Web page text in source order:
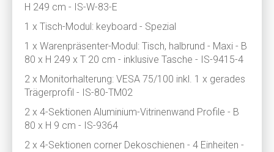
H 249 cm - IS-W-83-E
1 x Tisch-Modul: keyboard - Spezial
1 x Warenpräsenter-Modul: Tisch, halbrund - Maxi - B
80 x H 249 x T 20 cm - inklusive Tasche - IS-9415-4
2 x Monitorhalterung: VESA 75/100 inkl. 1 x gerades
Trägerprofil - IS-80-TM02
2 x 4-Sektionen Aluminium-Vitrinenwand Profile - B
80 x H 9 cm - IS-9364
2 x 4-Sektionen corner Dekoschienen - 4 Einheiten -